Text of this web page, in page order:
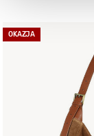
OKAZJA